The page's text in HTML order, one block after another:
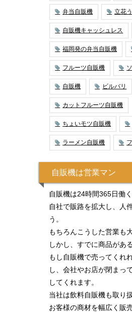
弁当自販機 立花
自販機キャッシュレス
福岡発の弁当自販機
フルーツ自販機
自販機 ビルバリ
カットフルーツ自販機
ちょいモツ自販機
ラーメン自販機
自販機は営業マン
自販機は24時間365日働く
自社で販路を拡大し、人
う。
もちろんこうした営業も
しかし、すでに商品があ
もし自販機で売ってくれ
し、会社やお店が閉まっ
してくれます。
当社は飲料自販機も取り
お客様の商材を幅広く販